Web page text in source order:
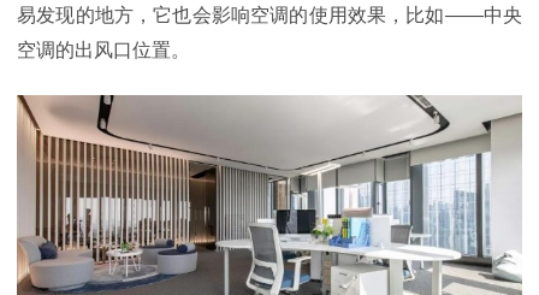
易发现的地方，它也会影响空调的使用效果，比如——中央
空调的出风口位置。